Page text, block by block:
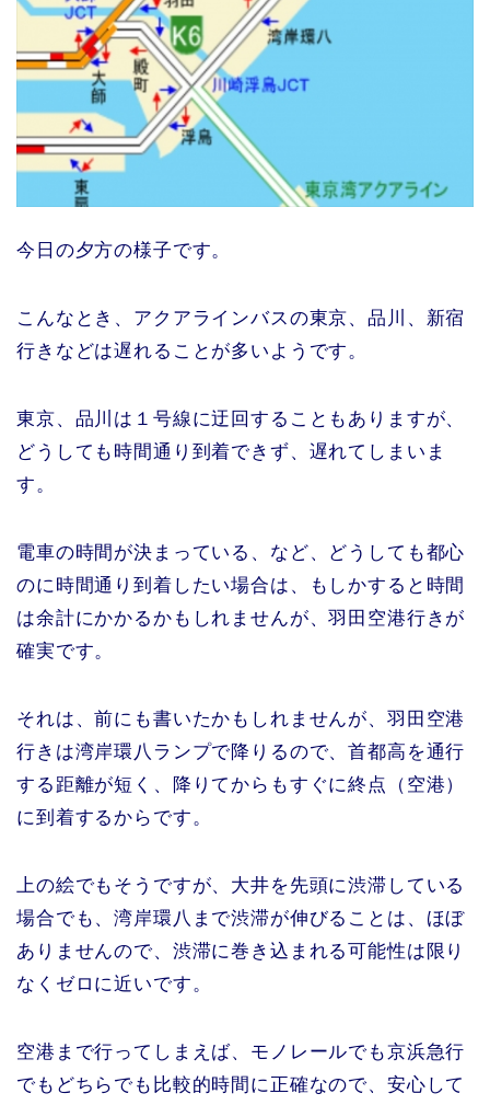
今日の夕方の様子です。
こんなとき、アクアラインバスの東京、品川、新宿
行きなどは遅れることが多いようです。
東京、品川は１号線に迂回することもありますが、
どうしても時間通り到着できず、遅れてしまいま
す。
電車の時間が決まっている、など、どうしても都心
のに時間通り到着したい場合は、もしかすると時間
は余計にかかるかもしれませんが、羽田空港行きが
確実です。
それは、前にも書いたかもしれませんが、羽田空港
行きは湾岸環八ランプで降りるので、首都高を通行
する距離が短く、降りてからもすぐに終点（空港）
に到着するからです。
上の絵でもそうですが、大井を先頭に渋滞している
場合でも、湾岸環八まで渋滞が伸びることは、ほぼ
ありませんので、渋滞に巻き込まれる可能性は限り
なくゼロに近いです。
空港まで行ってしまえば、モノレールでも京浜急行
でもどちらでも比較的時間に正確なので、安心して